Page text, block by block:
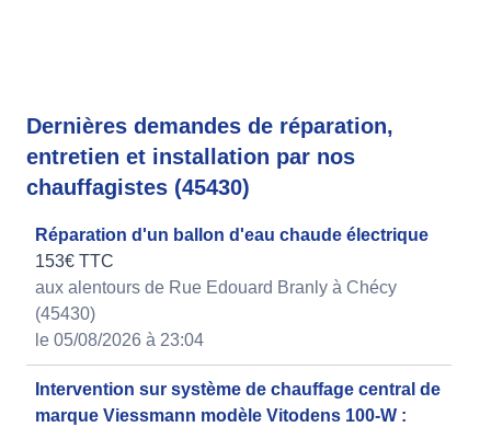
Dernières demandes de réparation,
entretien et installation par nos
chauffagistes (45430)
Réparation d'un ballon d'eau chaude électrique
153€ TTC
aux alentours de Rue Edouard Branly à Chécy
(45430)
le 05/08/2026 à 23:04
Intervention sur système de chauffage central de
marque Viessmann modèle Vitodens 100-W :